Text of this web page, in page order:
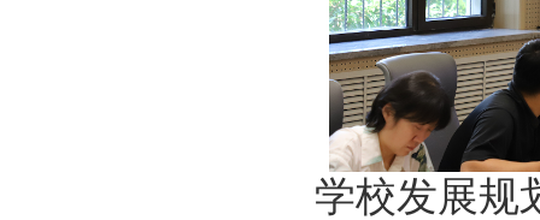
学校发展规